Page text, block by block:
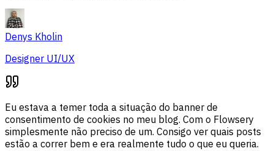
Denys Kholin
Designer UI/UX
Eu estava a temer toda a situação do banner de
consentimento de cookies no meu blog. Com o Flowsery
simplesmente não preciso de um. Consigo ver quais posts
estão a correr bem e era realmente tudo o que eu queria.